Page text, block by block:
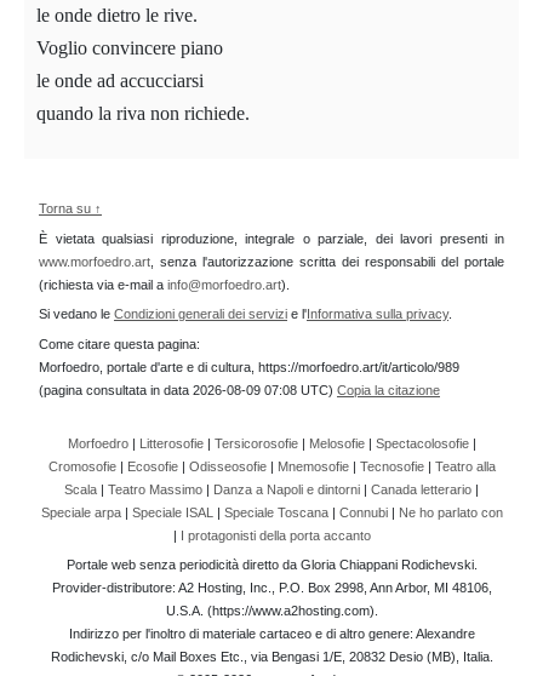
le onde dietro le rive.
Voglio convincere piano
le onde ad accucciarsi
quando la riva non richiede.
Torna su ↑
È vietata qualsiasi riproduzione, integrale o parziale, dei lavori presenti in
www.morfoedro.art , senza l'autorizzazione scritta dei responsabili del portale
(richiesta via e-mail a info@morfoedro.art).
Si vedano le Condizioni generali dei servizi e l' Informativa sulla privacy.
Come citare questa pagina:
Morfoedro, portale d'arte e di cultura, https://morfoedro.art/it/articolo/989
(pagina consultata in data 2026-08-09 07:08 UTC) Copia la citazione
Morfoedro| Litterosofie| Tersicorosofie| Melosofie| Spectacolosofie|
Cromosofie| Ecosofie| Odisseosofie| Mnemosofie| Tecnosofie| Teatro alla
Scala | Teatro Massimo | Danza a Napoli e dintorni | Canada letterario |
Speciale arpa| Speciale ISAL | Speciale Toscana| Connubi| Ne ho parlato con
| I protagonisti della porta accanto
Portale web senza periodicità diretto da Gloria Chiappani Rodichevski.
Provider-distributore: A2 Hosting, Inc., P.O. Box 2998, Ann Arbor, MI 48106,
U.S.A. (https://www.a2hosting.com).
Indirizzo per l'inoltro di materiale cartaceo e di altro genere: Alexandre
Rodichevski, c/o Mail Boxes Etc., via Bengasi 1/E, 20832 Desio (MB), Italia.